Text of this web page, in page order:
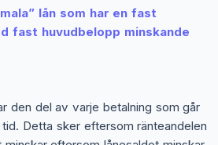
lån som har en fast
fast huvudbelopp minskande
den del av varje betalning som går
Detta sker eftersom ränteandelen